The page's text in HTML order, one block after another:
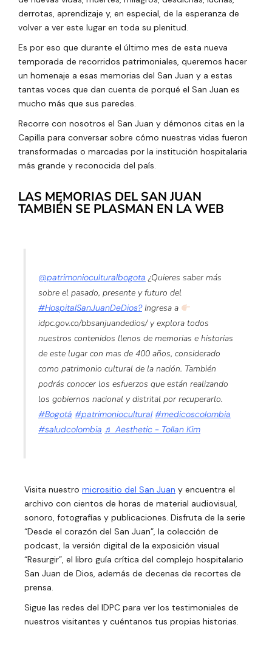
derrotas, aprendizaje y, en especial, de la esperanza de
volver a ver este lugar en toda su plenitud.
Es por eso que durante el último mes de esta nueva
temporada de recorridos patrimoniales, queremos hacer
un homenaje a esas memorias del San Juan y a estas
tantas voces que dan cuenta de porqué el San Juan es
mucho más que sus paredes.
Recorre con nosotros el San Juan y démonos citas en la
Capilla para conversar sobre cómo nuestras vidas fueron
transformadas o marcadas por la institución hospitalaria
más grande y reconocida del país.
LAS MEMORIAS DEL SAN JUAN
TAMBIÉN SE PLASMAN EN LA WEB
@patrimonioculturalbogota ¿Quieres saber más
sobre el pasado, presente y futuro del
#HospitalSanJuanDeDios?Ingresa a
idpc.gov.co/bbsanjuandedios/ y explora todos
nuestros contenidos llenos de memorias e historias
de este lugar con mas de 400 años, considerado
como patrimonio cultural de la nación. También
podrás conocer los esfuerzos que están realizando
los gobiernos nacional y distrital por recuperarlo.
#Bogotá #patrimoniocultural #medicoscolombia
#saludcolombia ♬ Aesthetic - Tollan Kim
Visita nuestro micrositio del San Juan y encuentra el
archivo con cientos de horas de material audiovisual,
sonoro, fotografías y publicaciones. Disfruta de la serie
“Desde el corazón del San Juan”, la colección de
podcast, la versión digital de la exposición visual
“Resurgir”, el libro guía crítica del complejo hospitalario
San Juan de Dios, además de decenas de recortes de
prensa.
Sigue las redes del IDPC para ver los testimoniales de
nuestros visitantes y cuéntanos tus propias historias.